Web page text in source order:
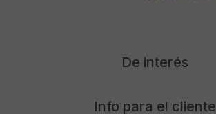
De interés
Info para el cliente